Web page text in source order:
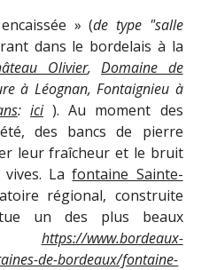
» (de type "salle
dans le bordelais à la
Olivier,Domaine de
à Léognan, Fontaignieu à
: ici ). Au moment des
des bancs de pierre
leur fraîcheur et le bruit
vives. Lafontaine Sainte-
régional, construite
un des plus beaux
https://www.bordeaux-
de-bordeaux/fontaine-